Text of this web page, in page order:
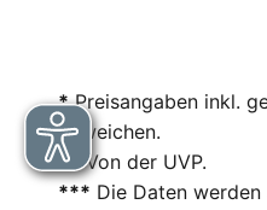
*Preisangaben inkl.
abweichen.
**Von der UVP.
*** Die Daten